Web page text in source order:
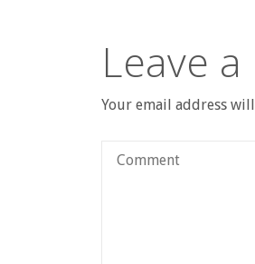
Leave
Your email address